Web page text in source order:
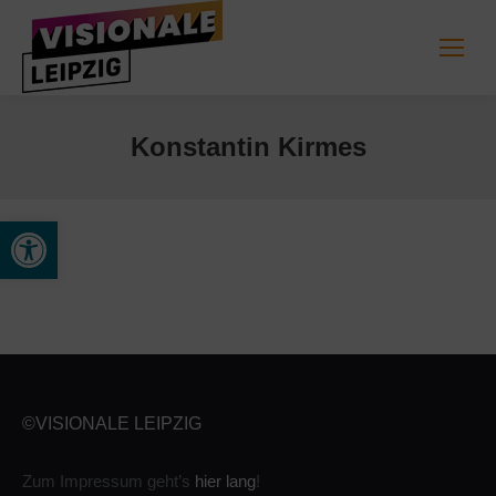
Open toolbar
Konstantin Kirmes
©VISIONALE LEIPZIG
Zum Impressum geht’s hier lang!